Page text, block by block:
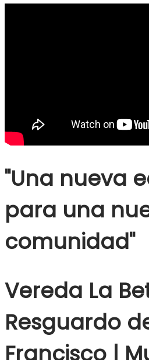
"Una nueva
para una
comunidad"
Vereda La
Resguardo
Francisco |